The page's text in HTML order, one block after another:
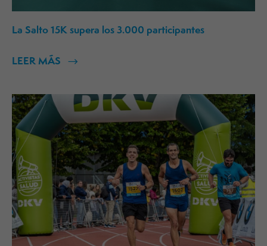
La Salto 15K supera los 3.000 participantes
LEER MÁS